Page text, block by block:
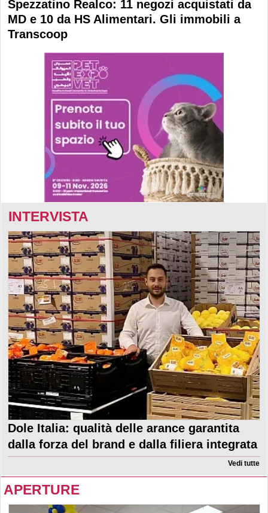
Spezzatino Realco: 11 negozi acquistati da
MD e 10 da HS Alimentari. Gli immobili a
Transcoop
INTERVISTA
Dole Italia: qualità delle arance garantita
dalla forza del brand e dalla filiera integrata
Vedi tutte
APERTURE